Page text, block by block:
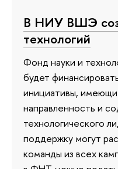
В НИУ ВШЭ
технологий
Фонд науки и
будет
инициативы,
направленность и
технологического
поддержку могут
команды из всех